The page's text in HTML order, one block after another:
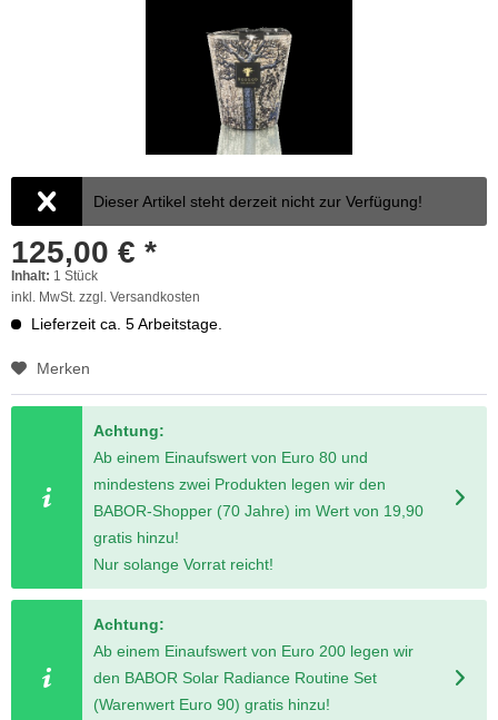
Dieser Artikel steht derzeit nicht zur Verfügung!
125,00 € *
Inhalt: 1 Stück
inkl. MwSt. zzgl. Versandkosten
Lieferzeit ca. 5 Arbeitstage.
Merken
Achtung:
Ab einem Einaufswert von Euro 80 und
mindestens zwei Produkten legen wir den
BABOR-Shopper (70 Jahre) im Wert von 19,90
gratis hinzu!
Nur solange Vorrat reicht!
Achtung:
Ab einem Einaufswert von Euro 200 legen wir
den BABOR Solar Radiance Routine Set
(Warenwert Euro 90) gratis hinzu!